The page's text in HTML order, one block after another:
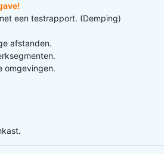
een testrapport. (Demping)
afstanden.
omgevingen.